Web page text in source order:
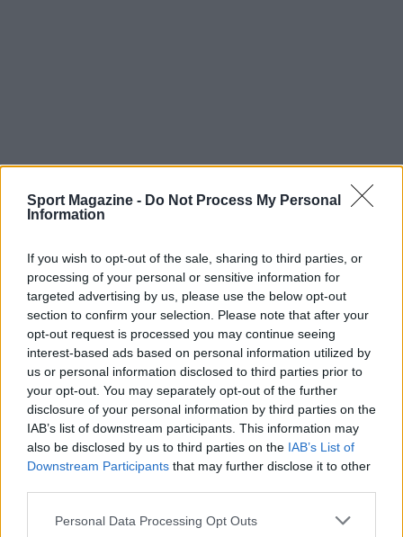
Sport Magazine - Do Not Process My Personal
Information
If you wish to opt-out of the sale, sharing to third parties, or
processing of your personal or sensitive information for
targeted advertising by us, please use the below opt-out
section to confirm your selection. Please note that after your
opt-out request is processed you may continue seeing
interest-based ads based on personal information utilized by
us or personal information disclosed to third parties prior to
your opt-out. You may separately opt-out of the further
disclosure of your personal information by third parties on the
IAB’s list of downstream participants. This information may
also be disclosed by us to third parties on the IAB’s List of
Downstream Participants that may further disclose it to other
Please note that this website/app uses one or more Google
Personal Data Processing Opt Outs
Continua a leggere
NOTIZIE
auto elettriche e ibride